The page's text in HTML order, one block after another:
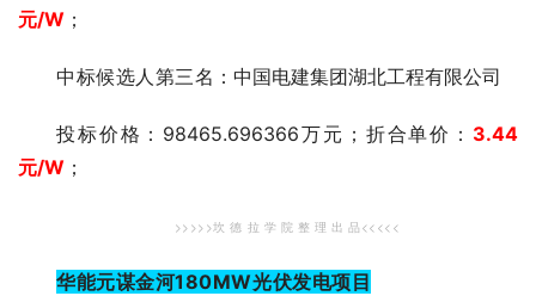
元/W ；
中标候选人第三名：中国电建集团湖北工程有限公司
投标价格：98465.696366万元；折合单价： 3.44
元/W ；
>>>>>坎 德 拉 学 院 整 理 出 品<<<<<
华能元谋金河180MW光伏发电项目